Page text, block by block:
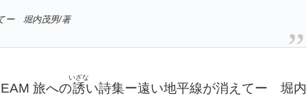
ー 堀内茂男/著
旅への誘
いざな
い詩集ー遠い地平線が消えてー 堀内